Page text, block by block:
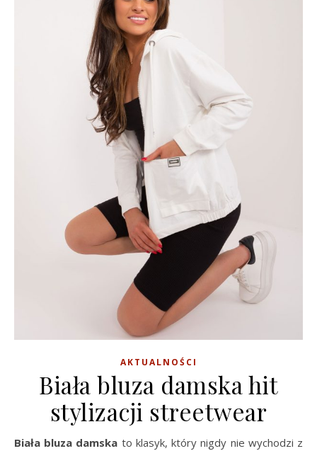
AKTUALNOŚCI
Biała bluza damska hit
stylizacji streetwear
Biała bluza damska to klasyk, który nigdy nie wychodzi z